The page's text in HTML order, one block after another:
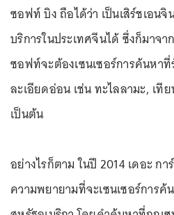
ซอฟท์ บิง ถือได้ว่า เป็นเสิร์ชเอน
บริการในประเทศจีนได้ ซึ่งก็มาจ
ซอฟท์จะต้องเซนเซอร์การค้นหาที่
ละเอียดอ่อน เช่น ทะไลลามะ, เ
เป็นต้น
อย่างไรก็ตาม ในปี 2014 เดอะ กา
ความพยายามที่จะเซนเซอร์การ